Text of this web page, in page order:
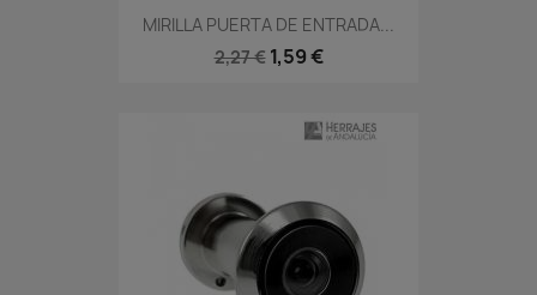
MIRILLA PUERTA DE ENTRADA...
2,27 € 1,59 €